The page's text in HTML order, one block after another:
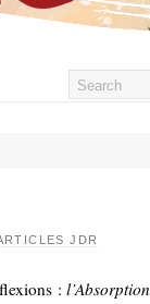
JDR
: l’Absorption